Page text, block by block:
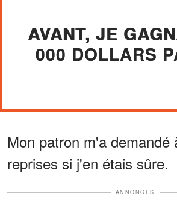
AVANT, JE
000 DOLLARS
Mon patron m'a demandé
reprises si j'en étais sûre.
ANNONCES